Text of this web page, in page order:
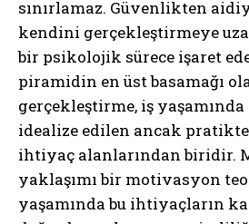
sınırlamaz. Güvenlikten
kendini gerçekleştirmeye
bir psikolojik sürece işaret
piramidin en üst basamağı
gerçekleştirme, iş yaşamında
idealize edilen ancak pratikte
ihtiyaç alanlarından biridir.
yaklaşımı bir motivasyon
yaşamında bu ihtiyaçların